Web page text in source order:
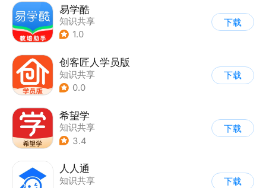
易学酷
知识共享
1.0
下载
创客匠人学员版
知识共享
0.0
下载
希望学
知识共享
3.4
下载
人人通
知识共享
下载